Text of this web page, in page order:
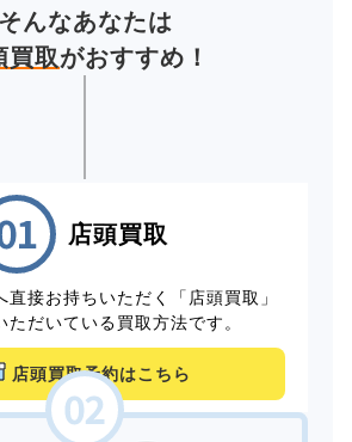
そんなあなたは
買取がおすすめ！
店頭買取
直接お持ちいただく「店頭買取」
ただいている買取方法です。
店頭買取予約はこちら